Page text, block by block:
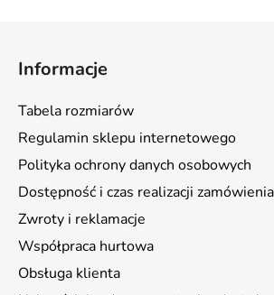
Informacje
Tabela rozmiarów
Regulamin sklepu internetowego
Polityka ochrony danych osobowych
Dostępność i czas realizacji zamówienia
Zwroty i reklamacje
Współpraca hurtowa
Obsługa klienta